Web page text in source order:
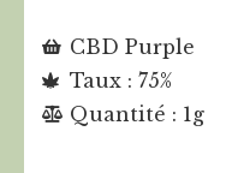
CBD Purple
Taux : 75%
Quantité : 1g